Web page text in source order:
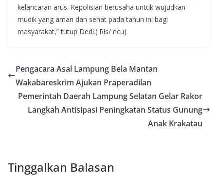
kelancaran arus. Kepolisian berusaha untuk wujudkan
mudik yang aman dan sehat pada tahun ini bagi
masyarakat,” tutup Dedi.( Ris/ ncu)
Pengacara Asal Lampung Bela Mantan
Wakabareskrim Ajukan Praperadilan
Pemerintah Daerah Lampung Selatan Gelar Rakor
Langkah Antisipasi Peningkatan Status Gunung
Anak Krakatau
Tinggalkan Balasan